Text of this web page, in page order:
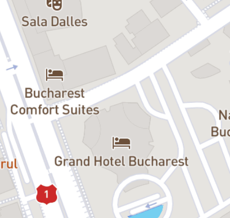
imprevizibilă ca o joacă serioasă de-a viața și moartea. Spectacolul
se compune ca un puzzle copilăresc din amintirile despre
Bunica,
personajul central al acestui Cosmos, stăpâna jocurilor și
deținătoarea tuturor micilor și marilor întrebări din univers.
Bunica este copilăria, este lumea, este viața. De aceea ea nu are
voie să dispară, iar micuța Ami se hotărăște să își salveze bunica de
la moarte, antrenând în apărarea ei o întreagă armată de soldăței…
Un one woman show – în două interpretări (Silvana Mihai și
Cristina Juncu) –, puternic, sensibil, cu umor, actual ca mesaj și
abordare, unde realismul psihologic poate atinge profunzimi ale
abisului. Un spectacol care, cu delicatețea inocenței, ridică întrebări
necesare despre viață, moarte, societate, educație, toleranță.
„ Fetița Soldat
este o piesă despre politica afectelor. O piesă despre
o fetiță care-și imaginează o întreagă lume, un complex de acțiuni
de apărare pentru a-și salva bunica. O piesă despre o materie care
nu se învață la școală: empatia. O piesă despre ce vrem să ne
facem atunci când o să fim mari. Sau despre ce n-am apucat să ne
facem pentru că oamenii mari ne-au făcut ce-au vrut ei. O piesă